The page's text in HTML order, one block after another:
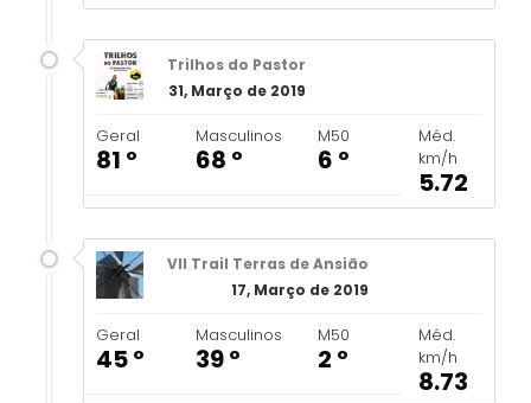
Trilhos do Pastor
31, Março de 2019
Geral
81 º
Masculinos
68 º
M50
6 º
Méd.
km/h
5.72
VII Trail Terras de Ansião
17, Março de 2019
Geral
45 º
Masculinos
39 º
M50
2 º
Méd.
km/h
8.73